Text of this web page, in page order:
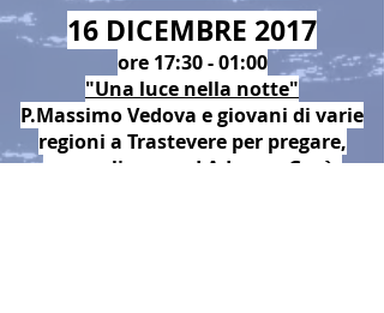
16 DICEMBRE 2017
ore 17:30 - 01:00
"Una luce nella notte"
P.Massimo Vedova e giovani di varie
regioni a Trastevere per pregare,
evangelizzare ed Adorare Gesù.